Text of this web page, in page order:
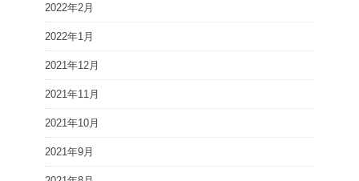
2022年2月
2022年1月
2021年12月
2021年11月
2021年10月
2021年9月